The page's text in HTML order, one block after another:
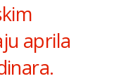
aprila